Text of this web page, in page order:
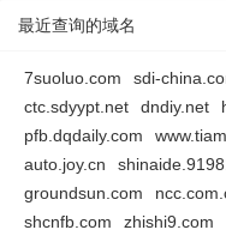
最近查询的域名
7suoluo.com sdi-
ctc.sdyypt.net
dndiy.net
pfb.dqdaily.com
auto.joy.cn
groundsun.com
shcnfb.com
zhishi9.com